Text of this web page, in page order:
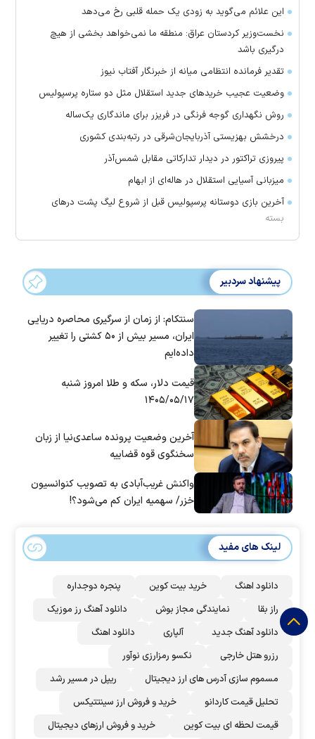
این علائم می‌گوید به زودی یک حمله قلبی رخ می‌دهد
نخست‌وزیر کردستان عراق: منطقه ما نمی‌خواهد بخشی از هیچ
درگیری باشد
تقدیر فرمانده انتظامی میانه از خبرنگار آفتاب نیوز
وضعیت عجیب خرید‌های جدید استقلال مثل دو ستاره پرسپولیس
روش نگهداری گوجه فرنگی در فریزر برای ماندگاری یک‌ساله
درخشش بهزیستی آذربایجان‌شرقی در رتبه‌بندی کشوری
پیروزی تراکتور در دیدار تدارکاتی مقابل شمس‌آذر
میزبانی آسیایی استقلال در هاله‌ای از ابهام
آخرین بازی دوستانه پرسپولیس قبل از شروع لیگ پشت در‌های
بسته
پیشنهاد سردبیر
سنتکام: از زمان از سرگیری محاصره دریایی
ایران، مسیر بیش از ۵۰ کشتی را تغییر
داده‌ایم
قیمت دلار، سکه و طلا امروز شنبه
۱۴۰۵/۰۵/۱۷
آخرین وضعیت پرونده ساعدی‌نیا از زبان
سخنگوی قوه قضاییه
واکنش غریب‌آبادی به تصویب کنوانسیون
خزر/ سهمیه ایران کم می‌شود؟!
لینک های مفید
دانلود اهنگ خرید بیت کوین
پنجره دوجداره
راز بقا
نمایندگی مجاز بوش
دانلود آهنگ رز‌ موزیک
دانلود آهنگ جدید
آلپاری
دانلود اهنگ
رزرو هتل خارجی
نکسو رمزارزی نوآور
مسموم سازی آدرس های ارز دیجیتال
ریپل در مسیر رشد
تحلیل قیمت کاردانو
خرید و فروش ارز سینتتیکس
قیمت لحظه ای بیت کوین
خرید و فروش ارزهای دیجیتال